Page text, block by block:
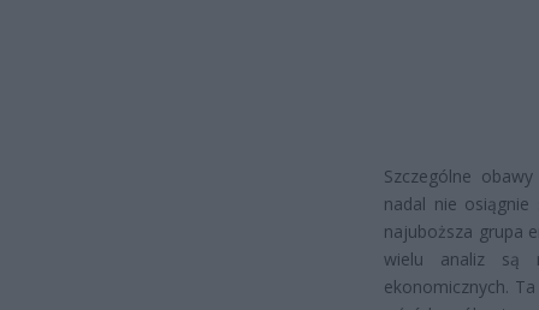
Szczególne
nadal nie osiągnie
najuboższa grupa
wielu analiz są
ekonomicznych.